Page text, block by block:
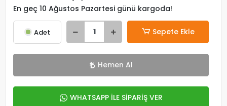
En geç 10 Ağustos Pazartesi günü kargoda!
Adet Sepete Ekle
Hemen Al
WHATSAPP İLE SİPARİŞ VER